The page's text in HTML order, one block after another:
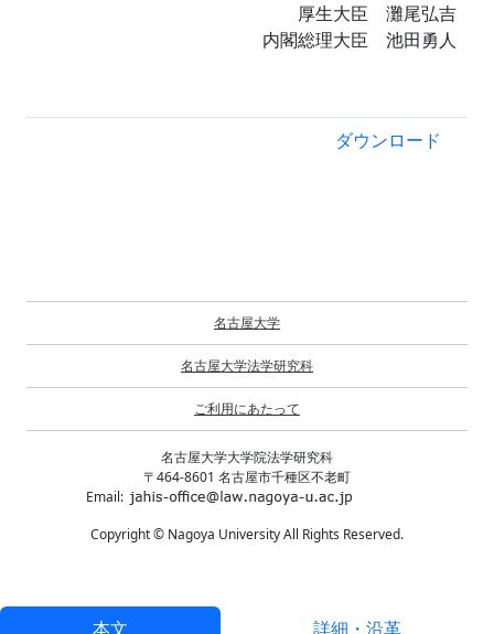
厚生大臣 灘尾弘吉
内閣総理大臣 池田勇人
ダウンロード
本文 詳細・沿革
名古屋大学
名古屋大学法学研究科
ご利用にあたって
名古屋大学大学院法学研究科
〒464-8601 名古屋市千種区不老町
Email:
Copyright © Nagoya University All Rights Reserved.